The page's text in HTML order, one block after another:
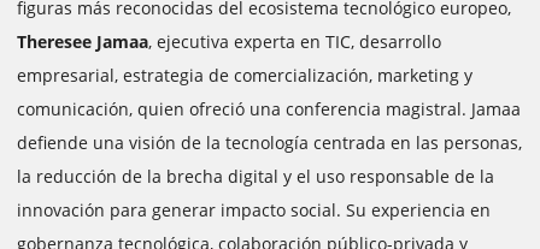
figuras más reconocidas del ecosistema tecnológico europeo,
Theresee Jamaa, ejecutiva experta en TIC, desarrollo
empresarial, estrategia de comercialización, marketing y
comunicación, quien ofreció una conferencia magistral. Jamaa
defiende una visión de la tecnología centrada en las personas,
la reducción de la brecha digital y el uso responsable de la
innovación para generar impacto social. Su experiencia en
gobernanza tecnológica, colaboración público-privada y